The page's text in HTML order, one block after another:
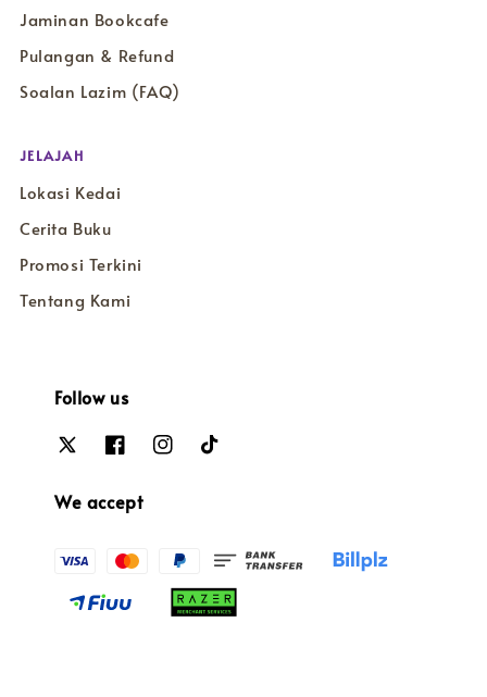
Jaminan Bookcafe
Pulangan & Refund
Soalan Lazim (FAQ)
JELAJAH
Lokasi Kedai
Cerita Buku
Promosi Terkini
Tentang Kami
Follow us
We accept